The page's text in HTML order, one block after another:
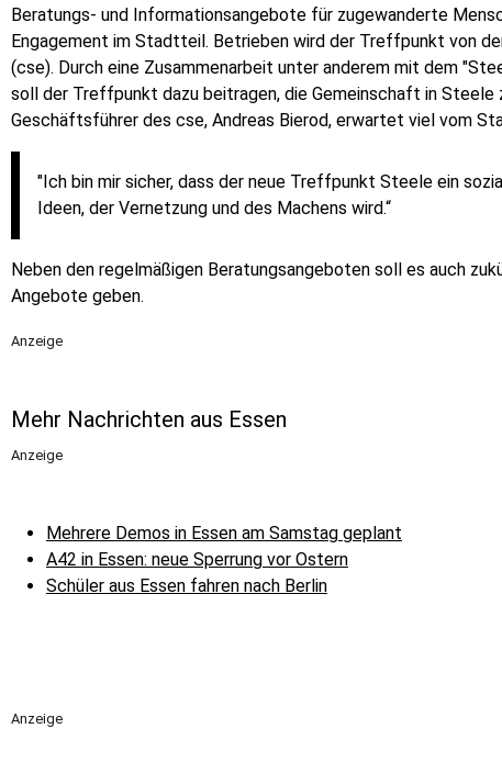
Beratungs- und Informationsangebote für zugewanderte
Engagement im Stadtteil. Betrieben wird der Treffpunkt von
(cse). Durch eine Zusammenarbeit unter anderem mit dem
soll der Treffpunkt dazu beitragen, die Gemeinschaft in Steele
Geschäftsführer des cse, Andreas Bierod, erwartet viel vom
"Ich bin mir sicher, dass der neue Treffpunkt Steele ein
Ideen, der Vernetzung und des Machens wird.“
Neben den regelmäßigen Beratungsangeboten soll es auch
Angebote geben.
Anzeige
Mehr Nachrichten aus Essen
Anzeige
Mehrere Demos in Essen am Samstag geplant
A42 in Essen: neue Sperrung vor Ostern
Schüler aus Essen fahren nach Berlin
Anzeige